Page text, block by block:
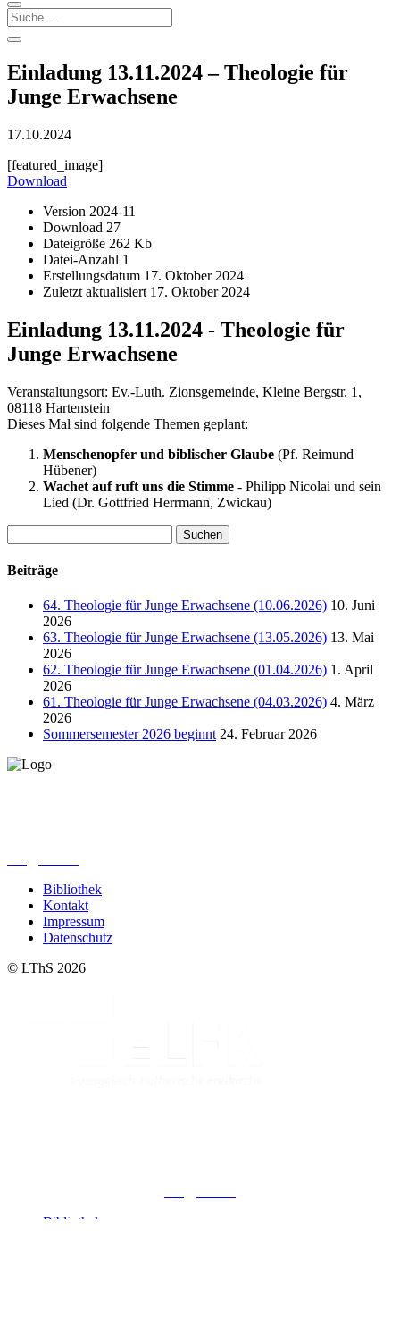
Einladung 13.11.2024 – Theologie für
Junge Erwachsene
17.10.2024
[featured_image]
Download
Version 2024-11
Download 27
Dateigröße 262 Kb
Datei-Anzahl 1
Erstellungsdatum 17. Oktober 2024
Zuletzt aktualisiert 17. Oktober 2024
Einladung 13.11.2024 - Theologie für
Junge Erwachsene
Veranstaltungsort: Ev.-Luth. Zionsgemeinde, Kleine Bergstr. 1,
08118 Hartenstein
Dieses Mal sind folgende Themen geplant:
Menschenopfer und biblischer Glaube (Pf. Reimund
Hübener)
Wachet auf ruft uns die Stimme - Philipp Nicolai und sein
Lied (Dr. Gottfried Herrmann, Zwickau)
nach:
Beiträge
64. Theologie für Junge Erwachsene (10.06.2026) 10. Juni
2026
63. Theologie für Junge Erwachsene (13.05.2026) 13. Mai
2026
62. Theologie für Junge Erwachsene (01.04.2026) 1. April
2026
61. Theologie für Junge Erwachsene (04.03.2026) 4. März
2026
Sommersemester 2026 beginnt 24. Februar 2026
Bibliothek
Kontakt
Impressum
Datenschutz
© LThS 2026
Bibliothek